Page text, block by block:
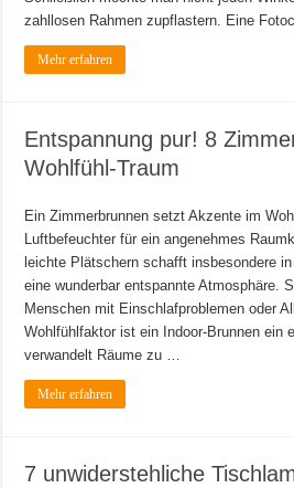
zahllosen Rahmen zupflastern. Eine
Mehr erfahren
Entspannung pur! 8
Wohlfühl-Traum
Ein Zimmerbrunnen setzt Akzente im
Luftbefeuchter für ein angenehmes
leichte Plätschern schafft insbesondere
eine wunderbar entspannte Atmosphäre.
Menschen mit Einschlafproblemen oder
Wohlfühlfaktor ist ein Indoor-Brunnen ein
verwandelt Räume zu …
Mehr erfahren
7 unwiderstehliche